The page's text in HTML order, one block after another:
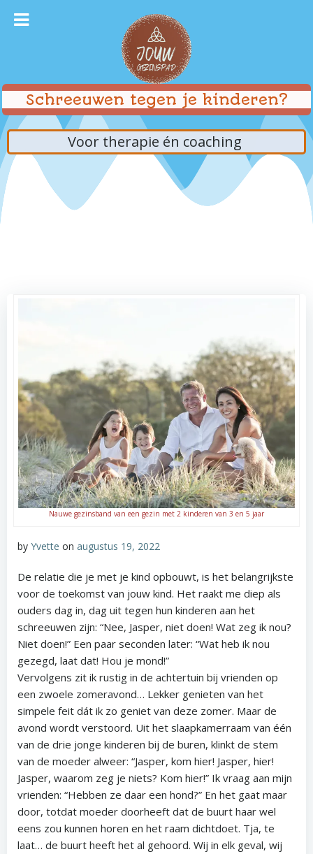
naar
de
inhoud
Schreeuwen tegen je kinderen?
Voor therapie én coaching
Nauwe gezinsband van een gezin met 2 kinderen van 3 en 5 jaar
by Yvette on augustus 19, 2022
De relatie die je met je kind opbouwt, is het belangrijkste
voor de toekomst van jouw kind. Het raakt me diep als
ouders dag in, dag uit tegen hun kinderen aan het
schreeuwen zijn: “Nee, Jasper, niet doen! Wat zeg ik nou?
Niet doen!” Een paar seconden later: “Wat heb ik nou
gezegd, laat dat! Hou je mond!”
Vervolgens zit ik rustig in de achtertuin bij vrienden op
een zwoele zomeravond… Lekker genieten van het
simpele feit dát ik zo geniet van deze zomer. Maar de
avond wordt verstoord. Uit het slaapkamerraam van één
van de drie jonge kinderen bij de buren, klinkt de stem
van de moeder alweer: “Jasper, kom hier! Jasper, hier!
Jasper, waarom zeg je niets? Kom hier!” Ik vraag aan mijn
vrienden: “Hebben ze daar een hond?” En het gaat maar
door, totdat moeder doorheeft dat de buurt haar wel
eens zou kunnen horen en het raam dichtdoet. Tja, te
laat… de buurt heeft het al gehoord. Wij in elk geval, wij